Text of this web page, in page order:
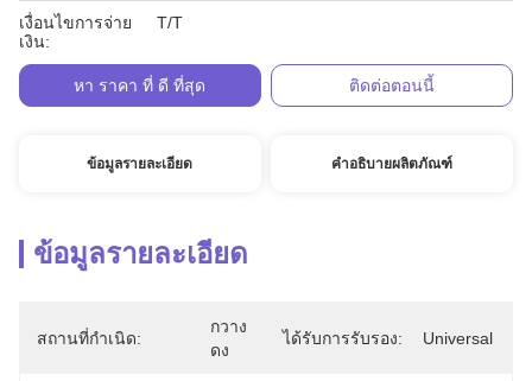
เงื่อนไขการจ่าย
เงิน:
T/T
หา ราคา ที่ ดี ที่สุด ติดต่อตอนนี้
ข้อมูลรายละเอียด คำอธิบายผลิตภัณฑ์
ข้อมูลรายละเอียด
สถานที่กำเนิด:
กวาง
ดง
ได้รับการรับรอง: Universal